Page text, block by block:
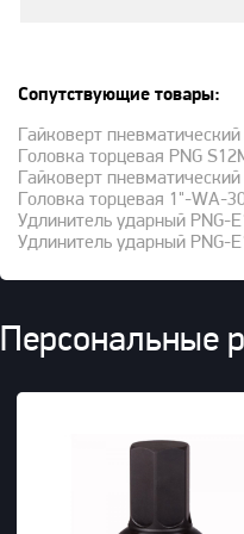
Сопутствующие товары:
Гайковерт
Головка торцевая PNG
Гайковерт
Головка торцевая 1"-WA-
Удлинитель ударный PNG-
Удлинитель ударный PNG-
Персональные